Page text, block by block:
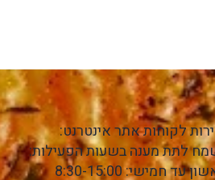
לקוחות אתר אינטרנט:
לתת מענה בשעות הפעילות:
עד חמישי: 8:30-15:00